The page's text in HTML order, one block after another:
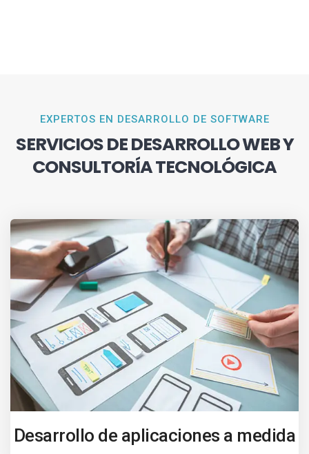
EXPERTOS EN DESARROLLO DE SOFTWARE
SERVICIOS DE DESARROLLO WEB Y
CONSULTORÍA TECNOLÓGICA
Desarrollo de aplicaciones a medida